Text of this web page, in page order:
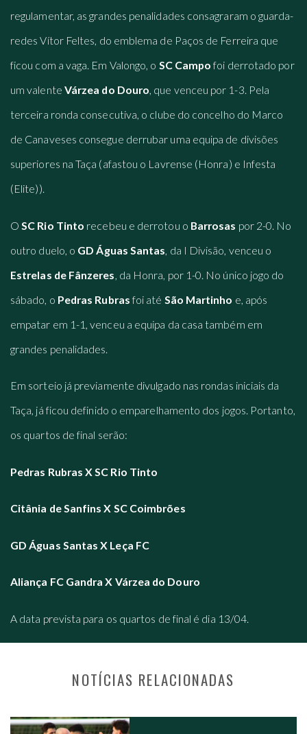
regulamentar, as grandes penalidades consagraram o guarda-
redes Vítor Feltes, do emblema de Paços de Ferreira que
ficou com a vaga. Em Valongo, o SC Campo foi derrotado por
um valente Várzea do Douro, que venceu por 1-3. Pela
terceira ronda consecutiva, o clube do concelho do Marco
de Canaveses consegue derrubar uma equipa de divisões
superiores na Taça (afastou o Lavrense (Honra) e Infesta
(Elite)).
O SC Rio Tinto recebeu e derrotou o Barrosas por 2-0. No
outro duelo, o GD Águas Santas , da I Divisão, venceu o
Estrelas de Fânzeres , da Honra, por 1-0. No único jogo do
sábado, o Pedras Rubras foi até São Martinho e, após
empatar em 1-1, venceu a equipa da casa também em
grandes penalidades.
Em sorteio já previamente divulgado nas rondas iniciais da
Taça, já ficou definido o emparelhamento dos jogos. Portanto,
os quartos de final serão:
Pedras Rubras X SC Rio Tinto
Citânia de Sanfins X SC Coimbrões
GD Águas Santas X Leça FC
Aliança FC Gandra X Várzea do Douro
A data prevista para os quartos de final é dia 13/04.
NOTÍCIAS RELACIONADAS
NAVEGAÇÃO NOS POSTS